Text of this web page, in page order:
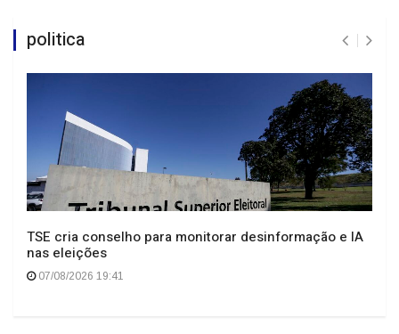
politica
TSE cria conselho para monitorar desinformação e IA
nas eleições
07/08/2026 19:41